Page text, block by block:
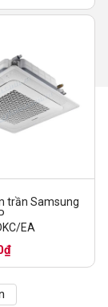
trần Samsung
EA